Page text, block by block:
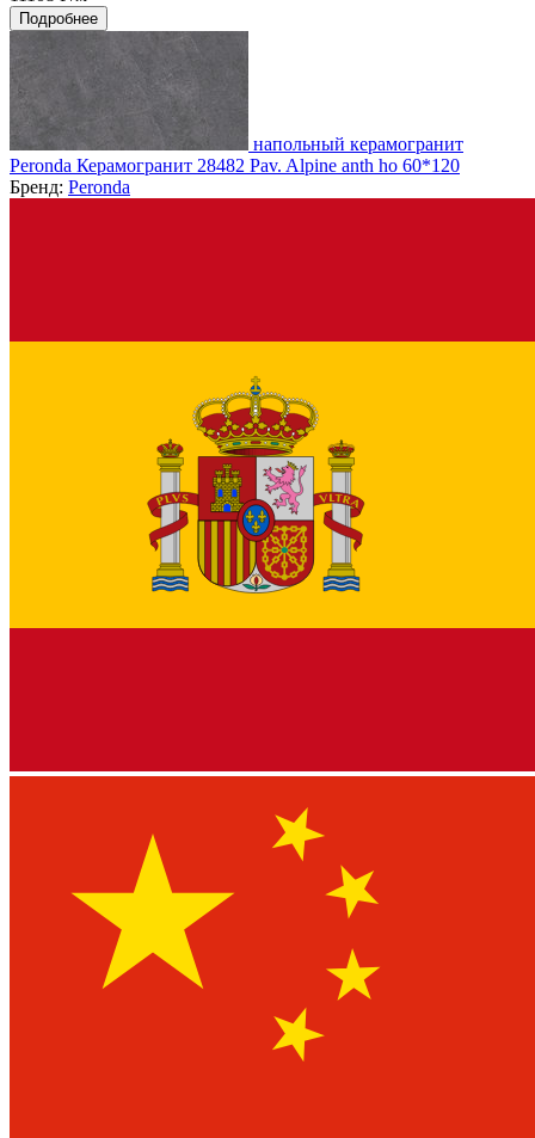
Подробнее
напольный керамогранит
Peronda Керамогранит 28482 Pav. Alpine anth ho 60*120
Бренд: Peronda